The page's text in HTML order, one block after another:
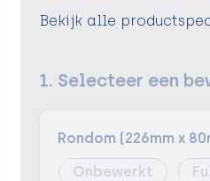
Bekijk alle
1. Selecteer een
Rondom (226mm x
Onbewerkt